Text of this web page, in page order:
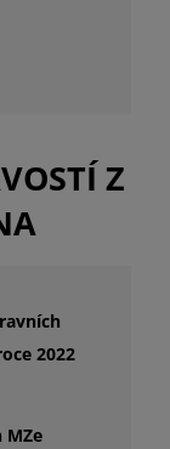
Z
2022
MZe